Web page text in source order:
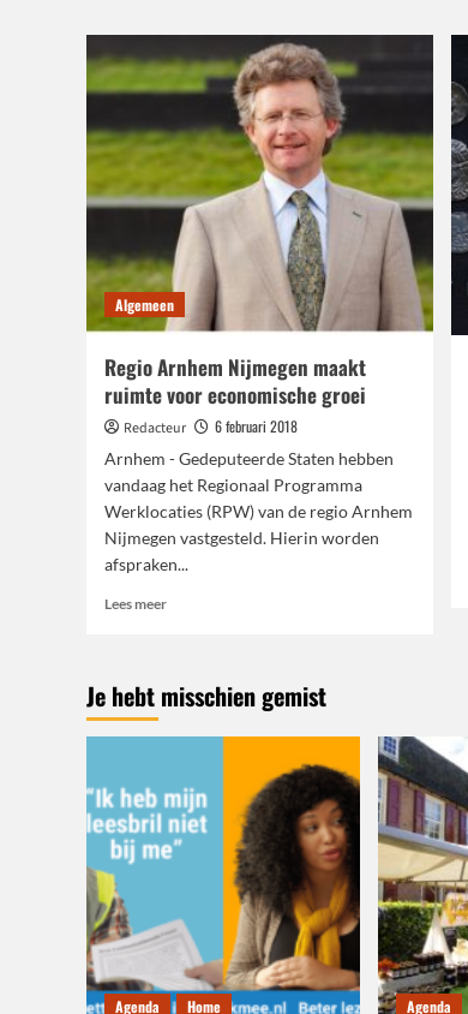
Lange
Wal
–
Water
Algemeen
Regio Arnhem Nijmegen maakt
ruimte voor economische groei
Redacteur
6 februari 2018
Arnhem - Gedeputeerde Staten hebben
vandaag het Regionaal Programma
Werklocaties (RPW) van de regio Arnhem
Nijmegen vastgesteld. Hierin worden
afspraken...
Lees meerLees
Arnhem
maakt
voor
economische
groei
Je hebt misschien gemist
Agenda Home Agenda